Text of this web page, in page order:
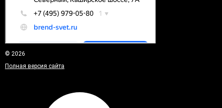
© 2026
Полная версия сайта